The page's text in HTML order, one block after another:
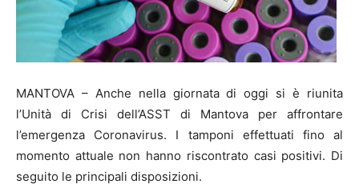
MANTOVA – Anche nella giornata di oggi si è riunita
l’Unità di Crisi dell’ASST di Mantova per affrontare
l’emergenza Coronavirus. I tamponi effettuati fino al
momento attuale non hanno riscontrato casi positivi. Di
seguito le principali disposizioni.